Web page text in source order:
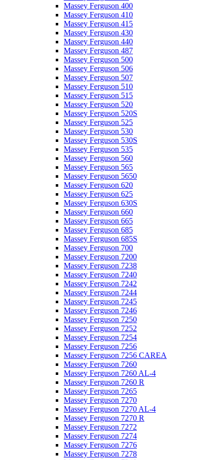
Massey Ferguson 400
Massey Ferguson 410
Massey Ferguson 415
Massey Ferguson 430
Massey Ferguson 440
Massey Ferguson 487
Massey Ferguson 500
Massey Ferguson 506
Massey Ferguson 507
Massey Ferguson 510
Massey Ferguson 515
Massey Ferguson 520
Massey Ferguson 520S
Massey Ferguson 525
Massey Ferguson 530
Massey Ferguson 530S
Massey Ferguson 535
Massey Ferguson 560
Massey Ferguson 565
Massey Ferguson 5650
Massey Ferguson 620
Massey Ferguson 625
Massey Ferguson 630S
Massey Ferguson 660
Massey Ferguson 665
Massey Ferguson 685
Massey Ferguson 685S
Massey Ferguson 700
Massey Ferguson 7200
Massey Ferguson 7238
Massey Ferguson 7240
Massey Ferguson 7242
Massey Ferguson 7244
Massey Ferguson 7245
Massey Ferguson 7246
Massey Ferguson 7250
Massey Ferguson 7252
Massey Ferguson 7254
Massey Ferguson 7256
Massey Ferguson 7256 CAREA
Massey Ferguson 7260
Massey Ferguson 7260 AL-4
Massey Ferguson 7260 R
Massey Ferguson 7265
Massey Ferguson 7270
Massey Ferguson 7270 AL-4
Massey Ferguson 7270 R
Massey Ferguson 7272
Massey Ferguson 7274
Massey Ferguson 7276
Massey Ferguson 7278